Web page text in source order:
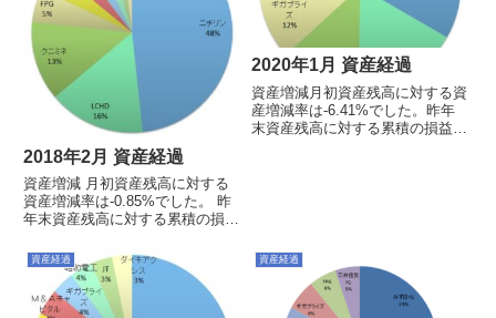
2018年2月 資産経過
資産増減 月初資産残高に対する
資産増減率は-0.85%でした。 昨
年末資産残高に対する累積の損益
買い：LCHD（@1710）売り：な
しその他：なしポートフォリオお
よび上位10銘柄※投資信託は円
建てですが、海...
2020年1月 資産経過
資産増減月初資産残高に対する資
産増減率は-6.41%でした。昨年
末資産残高に対する累積の損益率
資産経過 資産経過